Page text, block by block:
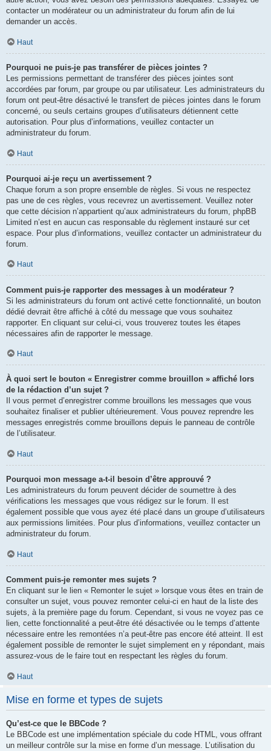
contacter un modérateur ou un administrateur du forum afin de lui
demander un accès.
Haut
Pourquoi ne puis-je pas transférer de pièces jointes ?
Les permissions permettant de transférer des pièces jointes sont
accordées par forum, par groupe ou par utilisateur. Les administrateurs du
forum ont peut-être désactivé le transfert de pièces jointes dans le forum
concerné, ou seuls certains groupes d’utilisateurs détiennent cette
autorisation. Pour plus d’informations, veuillez contacter un
administrateur du forum.
Haut
Pourquoi ai-je reçu un avertissement ?
Chaque forum a son propre ensemble de règles. Si vous ne respectez
pas une de ces règles, vous recevrez un avertissement. Veuillez noter
que cette décision n’appartient qu’aux administrateurs du forum, phpBB
Limited n’est en aucun cas responsable du règlement instauré sur cet
espace. Pour plus d’informations, veuillez contacter un administrateur du
forum.
Haut
Comment puis-je rapporter des messages à un modérateur ?
Si les administrateurs du forum ont activé cette fonctionnalité, un bouton
dédié devrait être affiché à côté du message que vous souhaitez
rapporter. En cliquant sur celui-ci, vous trouverez toutes les étapes
nécessaires afin de rapporter le message.
Haut
À quoi sert le bouton « Enregistrer comme brouillon » affiché lors
de la rédaction d’un sujet ?
Il vous permet d’enregistrer comme brouillons les messages que vous
souhaitez finaliser et publier ultérieurement. Vous pouvez reprendre les
messages enregistrés comme brouillons depuis le panneau de contrôle
de l’utilisateur.
Haut
Pourquoi mon message a-t-il besoin d’être approuvé ?
Les administrateurs du forum peuvent décider de soumettre à des
vérifications les messages que vous rédigez sur le forum. Il est
également possible que vous ayez été placé dans un groupe d’utilisateurs
aux permissions limitées. Pour plus d’informations, veuillez contacter un
administrateur du forum.
Haut
Comment puis-je remonter mes sujets ?
En cliquant sur le lien « Remonter le sujet » lorsque vous êtes en train de
consulter un sujet, vous pouvez remonter celui-ci en haut de la liste des
sujets, à la première page du forum. Cependant, si vous ne voyez pas ce
lien, cette fonctionnalité a peut-être été désactivée ou le temps d’attente
nécessaire entre les remontées n’a peut-être pas encore été atteint. Il est
également possible de remonter le sujet simplement en y répondant, mais
assurez-vous de le faire tout en respectant les règles du forum.
Haut
Mise en forme et types de sujets
Qu’est-ce que le BBCode ?
Le BBCode est une implémentation spéciale du code HTML, vous offrant
un meilleur contrôle sur la mise en forme d’un message. L’utilisation du